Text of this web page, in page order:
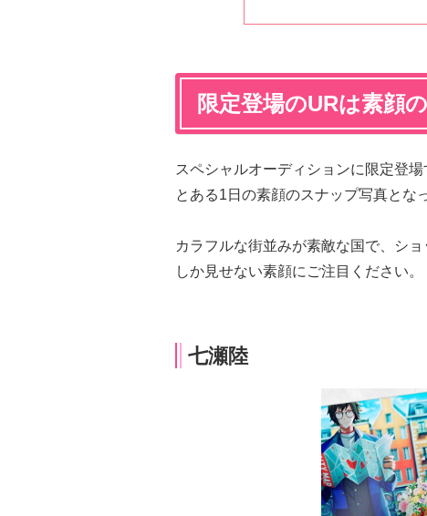
限定登場のURは素顔
スペシャルオーディションに限定登場
とある1日の素顔のスナップ写真とな
カラフルな街並みが素敵な国で、シ
しか見せない素顔にご注目ください。
七瀬陸